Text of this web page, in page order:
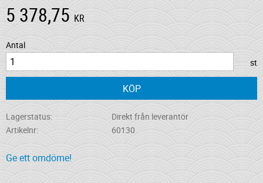
5 378,75 KR
Antal
st
KÖP
Lagerstatus
Direkt från leverantör
Artikelnr
60130
Ge ett omdöme!